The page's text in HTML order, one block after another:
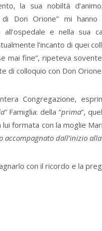
la sua nobiltà
di Don Orione” mi
all’ospedale e nella sua
l’incanto di quei
mai fine”, ripeteva
di colloquio con Don Orione.
Congregazione,
” Famiglia: della “prima”,
lui formata con la moglie
accompagnato dall’inizio
con il ricordo e la